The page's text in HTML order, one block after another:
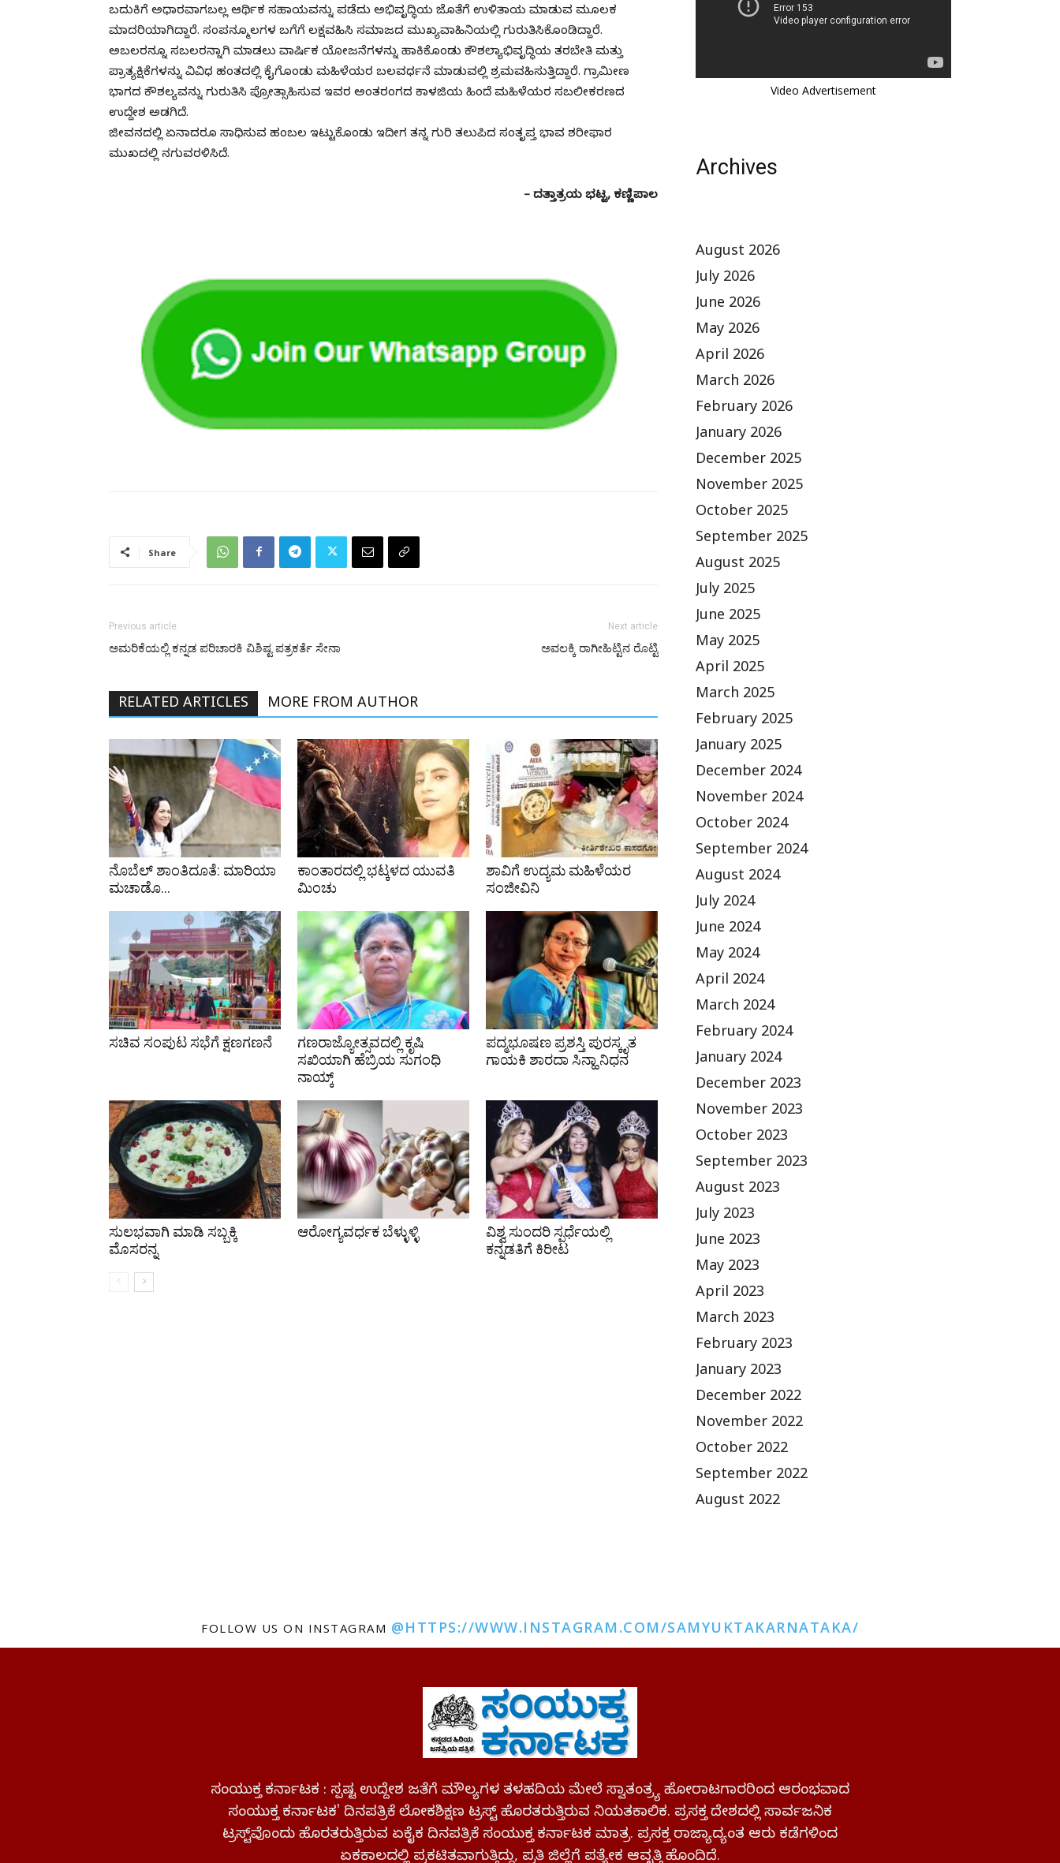
ಬದುಕಿಗೆ ಅಧಾರವಾಗಬಲ್ಲ ಆರ್ಥಿಕ ಸಹಾಯವನ್ನು ಪಡೆದು ಅಭಿವೃದ್ಧಿಯ ಜೊತೆಗೆ ಉಳಿತಾಯ ಮಾಡುವ ಮೂಲಕ
ಮಾದರಿಯಾಗಿದ್ದಾರೆ. ಸಂಪನ್ಮೂಲಗಳ ಬಗೆಗೆ ಲಕ್ಷವಹಿಸಿ ಸಮಾಜದ ಮುಖ್ಯವಾಹಿನಿಯಲ್ಲಿ ಗುರುತಿಸಿಕೊಂಡಿದ್ದಾರೆ.
ಅಬಲರನ್ನೂ ಸಬಲರನ್ನಾಗಿ ಮಾಡಲು ವಾರ್ಷಿಕ ಯೋಜನೆಗಳನ್ನು ಹಾಕಿಕೊಂಡು ಕೌಶಲ್ಯಾಭಿವೃದ್ಧಿಯ ತರಬೇತಿ ಮತ್ತು
ಪ್ರಾತ್ಯಕ್ಷಿಕೆಗಳನ್ನು ವಿವಿಧ ಹಂತದಲ್ಲಿ ಕೈಗೊಂಡು ಮಹಿಳೆಯರ ಬಲವರ್ಧನೆ ಮಾಡುವಲ್ಲಿ ಶ್ರಮವಹಿಸುತ್ತಿದ್ದಾರೆ. ಗ್ರಾಮೀಣ
ಭಾಗದ ಕೌಶಲ್ಯವನ್ನು ಗುರುತಿಸಿ ಪ್ರೋತ್ಸಾಹಿಸುವ ಇವರ ಅಂತರಂಗದ ಕಾಳಜಿಯ ಹಿಂದೆ ಮಹಿಳೆಯರ ಸಬಲೀಕರಣದ
ಉದ್ದೇಶ ಅಡಗಿದೆ.
ಜೀವನದಲ್ಲಿ ಏನಾದರೂ ಸಾಧಿಸುವ ಹಂಬಲ ಇಟ್ಟುಕೊಂಡು ಇದೀಗ ತನ್ನ ಗುರಿ ತಲುಪಿದ ಸಂತೃಪ್ತ ಭಾವ ಶರೀಫಾರ
ಮುಖದಲ್ಲಿ ನಗುವರಳಿಸಿದೆ.
– ದತ್ತಾತ್ರಯ ಭಟ್ಟ, ಕಣ್ಣಿಪಾಲ
Share
Previous article
ಅಮರಿಕೆಯಲ್ಲಿ ಕನ್ನಡ ಪರಿಚಾರಕಿ ವಿಶಿಷ್ಟ ಪತ್ರಕರ್ತೆ ಸೇನಾ
Next article
ಅವಲಕ್ಕಿ ರಾಗೀಹಿಟ್ಟಿನ ರೊಟ್ಟಿ
RELATED ARTICLES MORE FROM AUTHOR
ನೊಬೆಲ್ ಶಾಂತಿದೂತೆ: ಮಾರಿಯಾ
ಮಚಾಡೊ…
ಕಾಂತಾರದಲ್ಲಿ ಭಟ್ಕಳದ ಯುವತಿ
ಮಿಂಚು
ಶಾವಿಗೆ ಉದ್ಯಮ ಮಹಿಳೆಯರ
ಸಂಜೀವಿನಿ
ಸಚಿವ ಸಂಪುಟ ಸಭೆಗೆ ಕ್ಷಣಗಣನೆ
ಗಣರಾಜ್ಯೋತ್ಸವದಲ್ಲಿ ಕೃಷಿ
ಸಖಿಯಾಗಿ ಹೆಬ್ರಿಯ ಸುಗಂಧಿ
ನಾಯ್ಕ್‌
ಪದ್ಮಭೂಷಣ ಪ್ರಶಸ್ತಿ ಪುರಸ್ಕೃತ
ಗಾಯಕಿ ಶಾರದಾ ಸಿನ್ಹಾ ನಿಧನ
ಸುಲಭವಾಗಿ ಮಾಡಿ ಸಬ್ಬಕ್ಕಿ
ಮೊಸರನ್ನ
ಆರೋಗ್ಯವರ್ಧಕ ಬೆಳ್ಳುಳ್ಳಿ
ವಿಶ್ವ ಸುಂದರಿ ಸ್ಪರ್ಧೆಯಲ್ಲಿ
ಕನ್ನಡತಿಗೆ ಕಿರೀಟ
Video Advertisement
Archives
August 2026
July 2026
June 2026
May 2026
April 2026
March 2026
February 2026
January 2026
December 2025
November 2025
October 2025
September 2025
August 2025
July 2025
June 2025
May 2025
April 2025
March 2025
February 2025
January 2025
December 2024
November 2024
October 2024
September 2024
August 2024
July 2024
June 2024
May 2024
April 2024
March 2024
February 2024
January 2024
December 2023
November 2023
October 2023
September 2023
August 2023
July 2023
June 2023
May 2023
April 2023
March 2023
February 2023
January 2023
December 2022
November 2022
October 2022
September 2022
August 2022
FOLLOW US ON INSTAGRAM @HTTPS://WWW.INSTAGRAM.COM/SAMYUKTAKARNATAKA/
ಸಂಯುಕ್ತ ಕರ್ನಾಟಕ : ಸ್ಪಷ್ಟ ಉದ್ದೇಶ ಜತೆಗೆ ಮೌಲ್ಯಗಳ ತಳಹದಿಯ ಮೇಲೆ ಸ್ವಾತಂತ್ರ್ಯ ಹೋರಾಟಗಾರರಿಂದ ಆರಂಭವಾದ
ಸಂಯುಕ್ತ ಕರ್ನಾಟಕ' ದಿನಪತ್ರಿಕೆ ಲೋಕಶಿಕ್ಷಣ ಟ್ರಸ್ಟ್ ಹೊರತರುತ್ತಿರುವ ನಿಯತಕಾಲಿಕ. ಪ್ರಸಕ್ತ ದೇಶದಲ್ಲಿ ಸಾರ್ವಜನಿಕ
ಟ್ರಸ್ಟ್‌ವೊಂದು ಹೊರತರುತ್ತಿರುವ ಏಕೈಕ ದಿನಪತ್ರಿಕೆ ಸಂಯುಕ್ತ ಕರ್ನಾಟಕ ಮಾತ್ರ. ಪ್ರಸಕ್ತ ರಾಜ್ಯಾದ್ಯಂತ ಆರು ಕಡೆಗಳಿಂದ
ಏಕಕಾಲದಲ್ಲಿ ಪ್ರಕಟಿತವಾಗುತ್ತಿದ್ದು, ಪ್ರತಿ ಜಿಲ್ಲೆಗೆ ಪತ್ಯೇಕ ಆವೃತ್ತಿ ಹೊಂದಿದೆ.